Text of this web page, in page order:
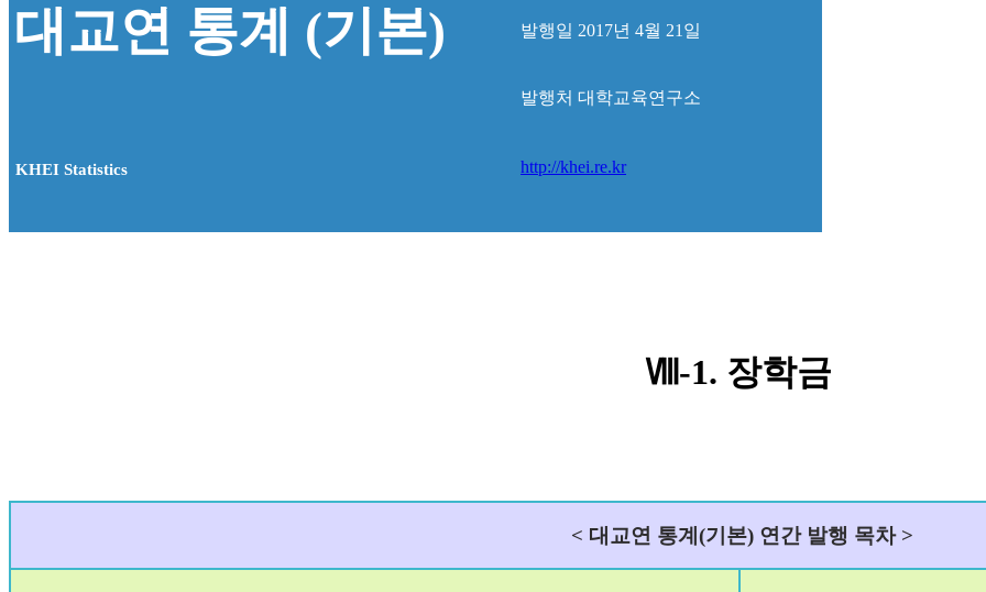
대교연 통계 (기본) 발행일 2017년 4월 21일
발행처 대 학교육연구소
KHEI Statistics http://khei.re.kr
Ⅷ-1. 장학금
< 대교연 통계 (기 본) 연간 발행 목차 >